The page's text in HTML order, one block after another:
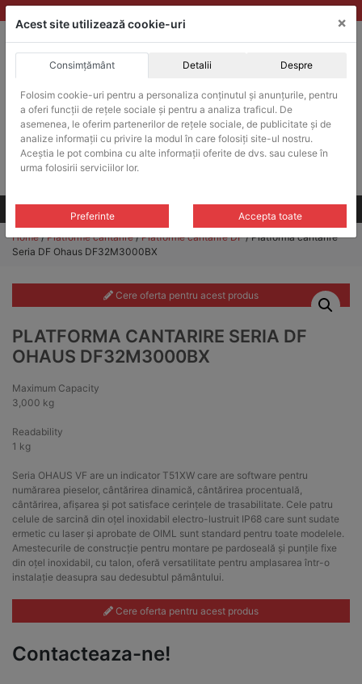
Skip
to
ACHIZITII PUBLICE
Produsele pot fi achizitionate si in sistemul SEAP / SICAP
Products
search
CAUTARE
Toate produsele
Home/Platforme cantarire/Platforme cantarire DF/ Platforma cantarire
Seria DF Ohaus DF32M3000BX
Cere oferta pentru acest produs
PLATFORMA CANTARIRE SERIA DF
OHAUS DF32M3000BX
Maximum Capacity
3,000 kg
Readability
1 kg
Seria OHAUS VF are un indicator T51XW care are software pentru
numărarea pieselor, cântărirea dinamică, cântărirea procentuală,
cântărirea, afișarea și pot satisface cerințele de trasabilitate. Cele patru
celule de sarcină din oțel inoxidabil electro-lustruit IP68 care sunt sudate
ermetic cu laser și aprobate de OIML sunt standard pentru toate modelele.
Amestecurile de construcție pentru montare pe pardoseală și punțile fixe
din oțel inoxidabil, cu talon, oferă versatilitate pentru amplasarea într-o
instalație deasupra sau dedesubtul pământului.
Cere oferta pentru acest produs
Contacteaza-ne!
Acest site utilizează cookie-uri ×
Consimțământ Detalii Despre
Folosim cookie-uri pentru a personaliza conținutul și anunțurile, pentru
a oferi funcții de rețele sociale și pentru a analiza traficul. De
asemenea, le oferim partenerilor de rețele sociale, de publicitate și de
analize informații cu privire la modul în care folosiți site-ul nostru.
Aceștia le pot combina cu alte informații oferite de dvs. sau culese în
urma folosirii serviciilor lor.
Preferinte Accepta toate